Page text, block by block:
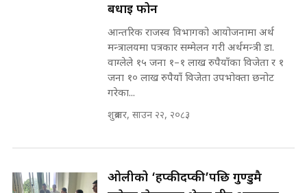
सहकारी पीडितसँग मन्त्री प्रतिभा रावलले
भनिन्–साथ दिनुहोस्, दबाब होइन ||
Sidhakura || Pratibha Rawal
रसुवाकाे भाङ्गे झरना | Bhange
SIDHAKURA ||
'Poppo Live'-SIDHAKURA
मन्त्री आउने बित्तिकै सुरु भएको थियो
घुसको डिल || Raj Kumar Gupta ||
SIDHAKURA ||
भूमिसुधार मन्त्रीलाई जोगाइदै ! ||
SIDHAKURA ||
बधाई फोन
आन्तरिक राजस्व विभागको आयोजनामा अर्थ
मन्त्रालयमा पत्रकार सम्मेलन गरी अर्थमन्त्री डा.
वाग्लेले १५ जना १–१ लाख रुपैयाँका विजेता र १
जना १० लाख रुपैयाँ विजेता उपभोक्ता छनोट
गरेका...
शुक्रबार, साउन २२, २०८३
ओलीको ‘हप्कीदप्की’पछि गुण्डुमै